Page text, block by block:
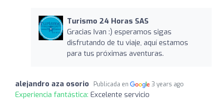
Turismo 24 Horas SAS
Gracias Ivan :) esperamos sigas
disfrutando de tu viaje, aquí estamos
para tus próximas aventuras.
alejandro aza osorio Publicada en 3 years ago
Experiencia fantástica: Excelente servicio